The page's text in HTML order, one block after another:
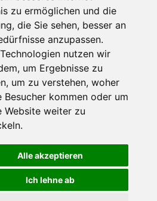
zu ermöglichen und die
die Sie sehen, besser an
anzupassen.
nutzen wir
um Ergebnisse zu
um zu verstehen, woher
Besucher kommen oder um
Website weiter zu
Alle akzeptieren
Ich lehne ab
Preisliste
FAQ – für Anbieter
und Marketing
Blog
Kontakt
NETZWERKE